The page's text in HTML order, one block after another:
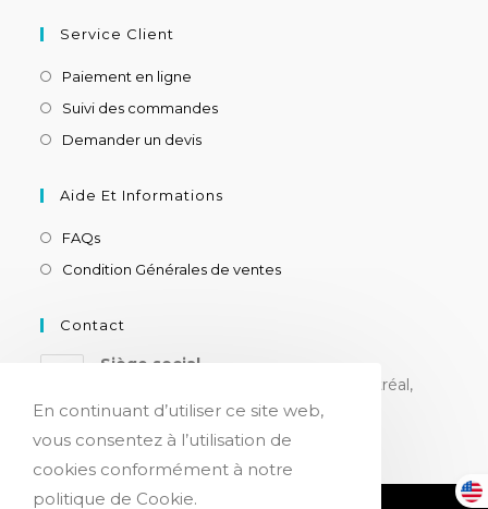
Service Client
Paiement en ligne
Suivi des commandes
Demander un devis
Aide Et Informations
FAQs
Condition Générales de ventes
Contact
Siège social
8180 ch. Devonshire, suite 205, Montréal,
H4P 2K3, CANADA
Confidentialité & Cookies
En continuant d’utiliser ce site web,
vous consentez à l’utilisation de
cookies conformément à notre
politique de Cookie.